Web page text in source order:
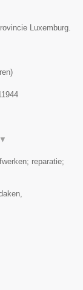
Luxemburg.
)
▼
reparatie;